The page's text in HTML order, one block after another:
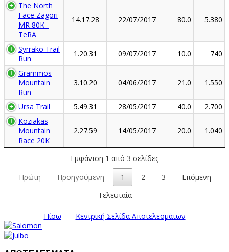
The North
Face Zagori
MR 80K -
TeRA
14.17.28 22/07/2017 80.0 5.380
Syrrako Trail
Run
1.20.31 09/07/2017 10.0
740
Grammos
Mountain
Run
3.10.20 04/06/2017 21.0 1.550
Ursa Trail 5.49.31 28/05/2017 40.0
2.700
Koziakas
Mountain
Race 20K
2.27.59 14/05/2017 20.0 1.040
Εμφάνιση 1 από 3 σελίδες
Πρώτη
Προηγούμενη 1 2 3
Επόμενη
Τελευταία
Πίσω Κεντρική Σελίδα Αποτελεσμάτων